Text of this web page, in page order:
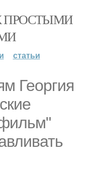
ПРОСТЫМИ
статьи
Георгия